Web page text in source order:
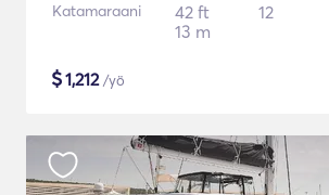
Katamaraani
42 ft
13 m
12
$1,212/yö